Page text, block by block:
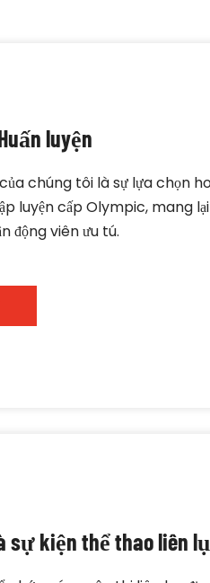
luyện
chúng tôi là sự lựa chọn
luyện cấp Olympic, mang
động viên ưu tú.
kiện thể thao liên